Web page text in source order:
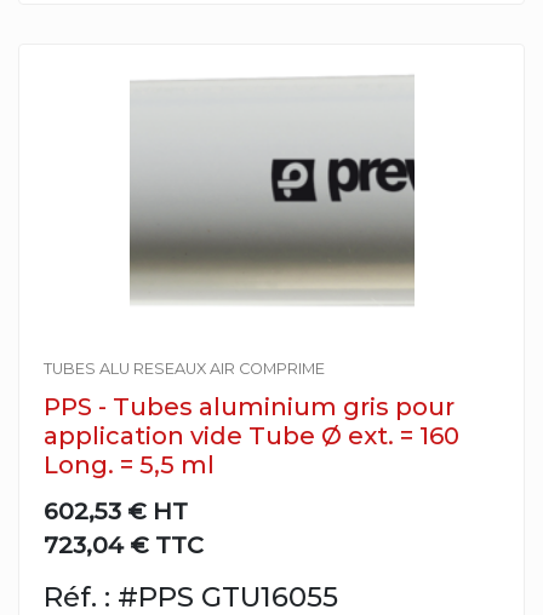
TUBES ALU RESEAUX AIR COMPRIME
PPS - Tubes aluminium gris pour
application vide Tube Ø ext. = 160
Long. = 5,5 ml
602,53 € HT
723,04 € TTC
Réf. : #PPS GTU16055